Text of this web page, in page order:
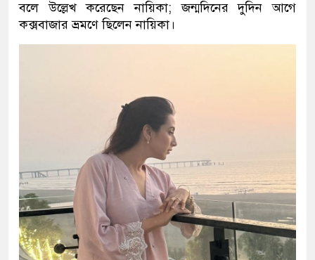
বলে উল্লেখ করেছেন নায়িকা; জন্মদিনের দুদিন আগে
কক্সবাজার ভ্রমণে ছিলেন নায়িকা।